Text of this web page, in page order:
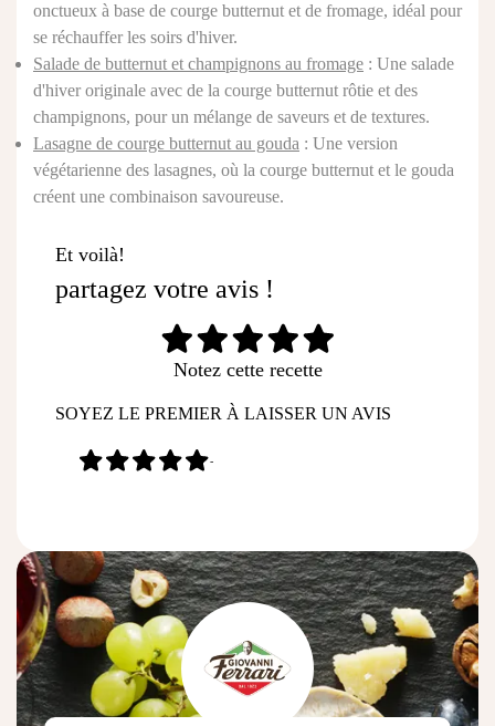
onctueux à base de courge butternut et de fromage, idéal pour
se réchauffer les soirs d'hiver.
Salade de butternut et champignons au fromage : Une salade
d'hiver originale avec de la courge butternut rôtie et des
champignons, pour un mélange de saveurs et de textures.
Lasagne de courge butternut au gouda : Une version
végétarienne des lasagnes, où la courge butternut et le gouda
créent une combinaison savoureuse.
Et voilà!
partagez votre avis !
Notez cette recette
SOYEZ LE PREMIER À LAISSER UN AVIS
-